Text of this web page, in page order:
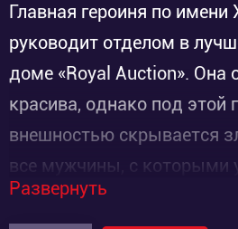
Главная героиня по имени
руководит отделом в
доме «Royal Auction». Она
красива, однако под этой
внешностью скрывается
все мужчины, с которыми
отношения, погибли. Дело
Развернуть